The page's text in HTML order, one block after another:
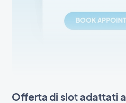
Offerta di slot adattati